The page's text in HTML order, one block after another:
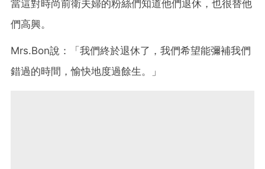
當這對時尚前衛夫婦的粉絲們知道他們退休，也很替他
們高興。
Mrs.Bon說：「我們終於退休了，我們希望能彌補我們
錯過的時間，愉快地度過餘生。」